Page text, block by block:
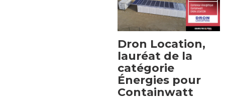
Dron Location,
lauréat de la
catégorie
Énergies pour
Containwatt